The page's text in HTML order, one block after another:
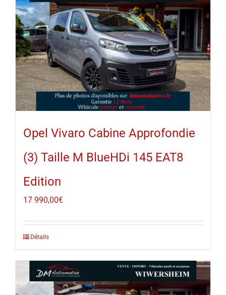
Opel Vivaro Cabine Approfondie
(3) Taille M BlueHDi 145 EAT8
Edition
17 990,00€
Détails